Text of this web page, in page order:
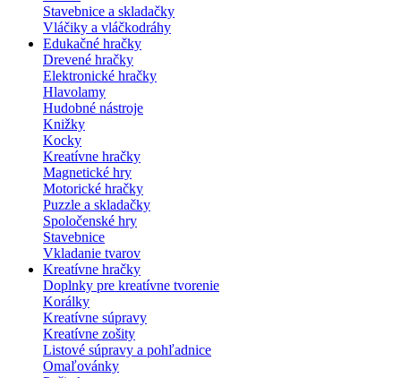
Stavebnice a skladačky
Vláčiky a vláčkodráhy
Edukačné hračky
Drevené hračky
Elektronické hračky
Hlavolamy
Hudobné nástroje
Knižky
Kocky
Kreatívne hračky
Magnetické hry
Motorické hračky
Puzzle a skladačky
Spoločenské hry
Stavebnice
Vkladanie tvarov
Kreatívne hračky
Doplnky pre kreatívne tvorenie
Korálky
Kreatívne súpravy
Kreatívne zošity
Listové súpravy a pohľadnice
Omaľovánky